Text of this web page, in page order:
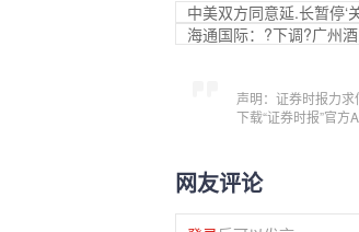
中美双方同意延.长暂停‘
海通国际：?下调?广州
声明：证券时报力
下载“证券时报”官方
网友评论